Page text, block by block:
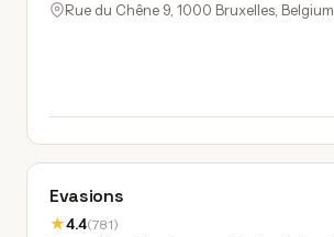
Rue du Chêne 9, 1000 Bruxelles, Belgium
Evasions
★4.4(781)